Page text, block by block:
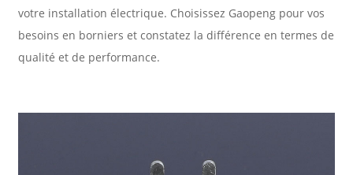
votre installation électrique. Choisissez Gaopeng pour vos
besoins en borniers et constatez la différence en termes de
qualité et de performance.